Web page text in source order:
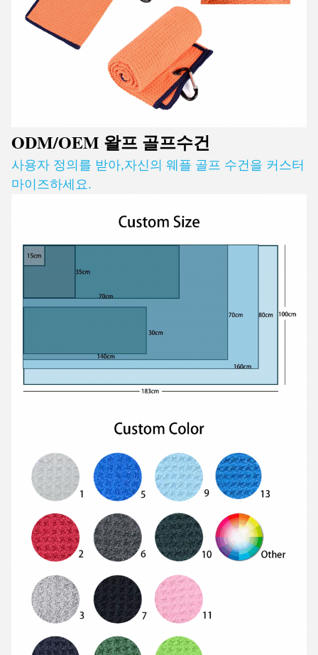
ODM/OEM 왈프 골프수건
사용자 정의를 받아,자신의 웨플 골프 수건을 커스터
마이즈하세요.